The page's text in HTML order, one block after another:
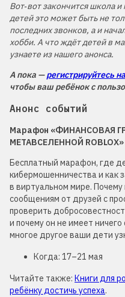
Вот‑вот закончится школа
детей это может быть не
последних звонков, а и
хобби. А что ждёт детей в
узнаете из нашего анонса.
А пока —регистрируйтесь
чтобы ваш ребёнок с
Анонс событий
Марафон «ФИНАНСОВАЯ
МЕТАВСЕЛЕННОЙ ROBLOX»
Бесплатный марафон, где
кибермошенничества и как
в виртуальном мире.
сообщениям от друзей с
проверить
и почему он не имеет
многое другое ваши дети
Когда: 17–21 мая
Читайте также: Книги для
ребёнку достичь успеха.